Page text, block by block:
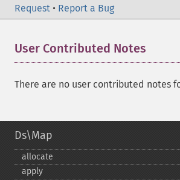
Request • Report a Bug
User Contributed Notes
There are no user contributed notes
Ds\Map
allocate
apply